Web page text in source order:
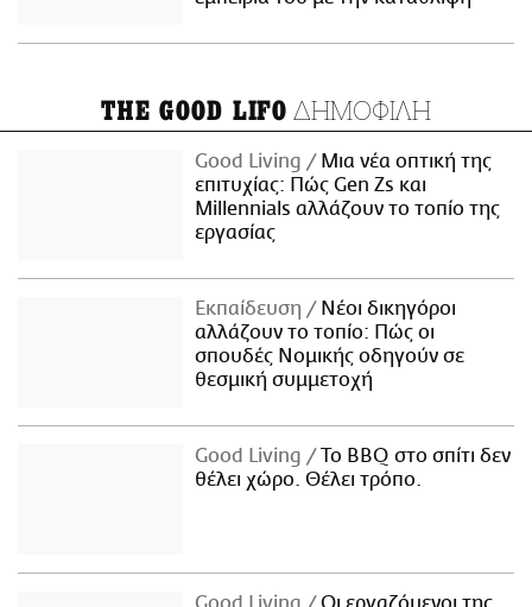
THE GOOD LIFO ΔΗΜΟΦΙΛΗ
Good Living
Μια νέα οπτική της
επιτυχίας: Πώς Gen Zs και
Millennials αλλάζουν το τοπίο της
εργασίας
Εκπαίδευση
Νέοι δικηγόροι
αλλάζουν το τοπίο: Πώς οι
σπουδές Νομικής οδηγούν σε
θεσμική συμμετοχή
Good Living
Το BBQ στο σπίτι δεν
θέλει χώρο. Θέλει τρόπο.